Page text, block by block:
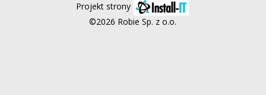
Projekt strony
©2026 Robie Sp. z o.o.